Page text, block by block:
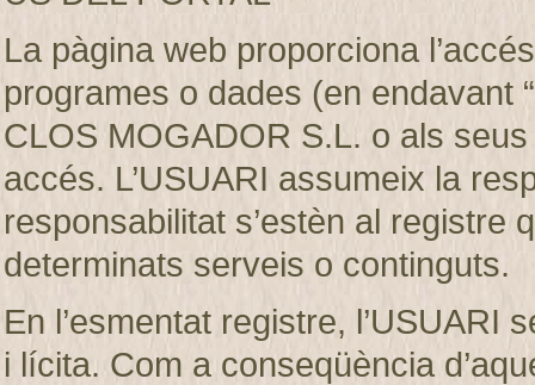
La pàgina web proporciona
programes o dades (en endavant
CLOS MOGADOR S.L. o als
accés. L’USUARI assumeix la
responsabilitat s’estèn al registre
determinats serveis o continguts.
En l’esmentat registre, l’USUARI
i lícita. Com a conseqüència